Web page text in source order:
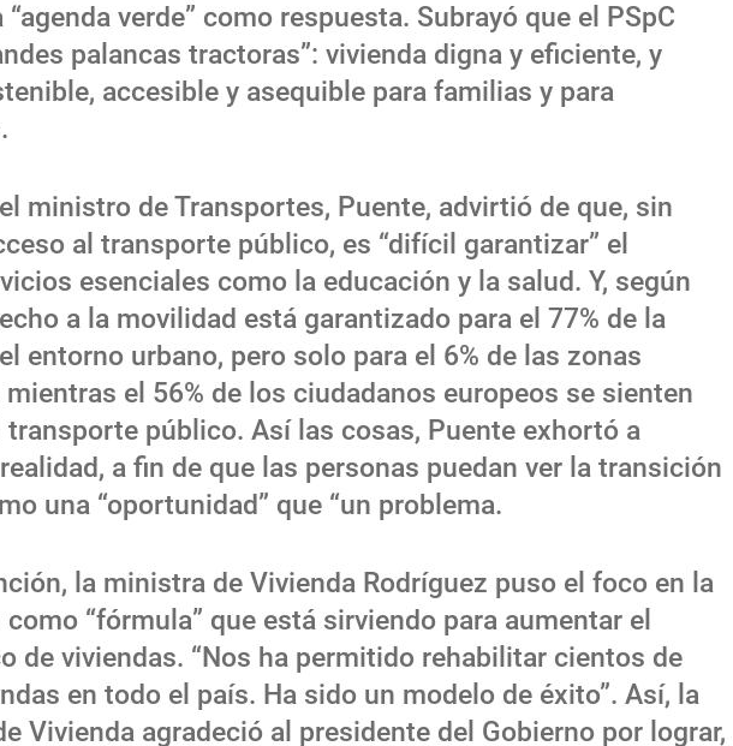
verde” como respuesta. Subrayó que el PSpC
palancas tractoras”: vivienda digna y eficiente, y
accesible y asequible para familias y para
ministro de Transportes, Puente, advirtió de que, sin
al transporte público, es “difícil garantizar” el
esenciales como la educación y la salud. Y, según
a la movilidad está garantizado para el 77% de la
entorno urbano, pero solo para el 6% de las zonas
mientras el 56% de los ciudadanos europeos se sienten
transporte público. Así las cosas, Puente exhortó a
a fin de que las personas puedan ver la transición
una “oportunidad” que “un problema.
la ministra de Vivienda Rodríguez puso el foco en la
“fórmula” que está sirviendo para aumentar el
de viviendas. “Nos ha permitido rehabilitar cientos de
en todo el país. Ha sido un modelo de éxito”. Así, la
Vivienda agradeció al presidente del Gobierno por lograr,